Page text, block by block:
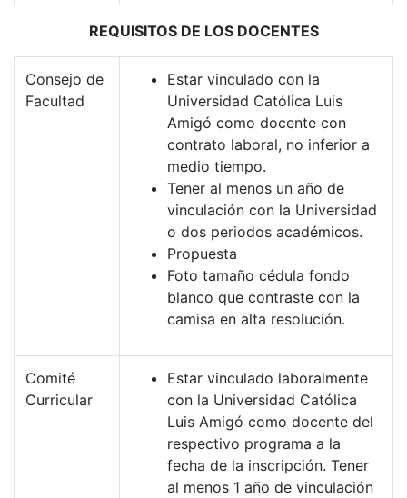
REQUISITOS DE LOS DOCENTES
Consejo de
Facultad
Estar vinculado con la
Universidad Católica Luis
Amigó como docente con
contrato laboral, no inferior a
medio tiempo.
Tener al menos un año de
vinculación con la Universidad
o dos periodos académicos.
Propuesta
Foto tamaño cédula fondo
blanco que contraste con la
camisa en alta resolución.
Comité
Curricular
Estar vinculado laboralmente
con la Universidad Católica
Luis Amigó como docente del
respectivo programa a la
fecha de la inscripción. Tener
al menos 1 año de vinculación